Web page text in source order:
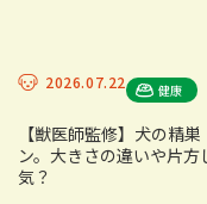
2026.07.22 健康
【獣医師監修】犬の精
ン。大きさの違いや片
気？